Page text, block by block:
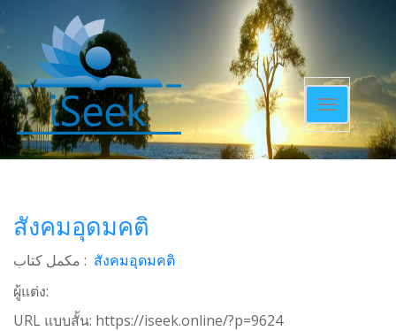
Toggle
navigation
สังคมอุดมคติ
مکمل کتاب : สังคมอุดมคติ
ผู้แต่ง:
URL แบบสั้น: https://iseek.online/?p=9624